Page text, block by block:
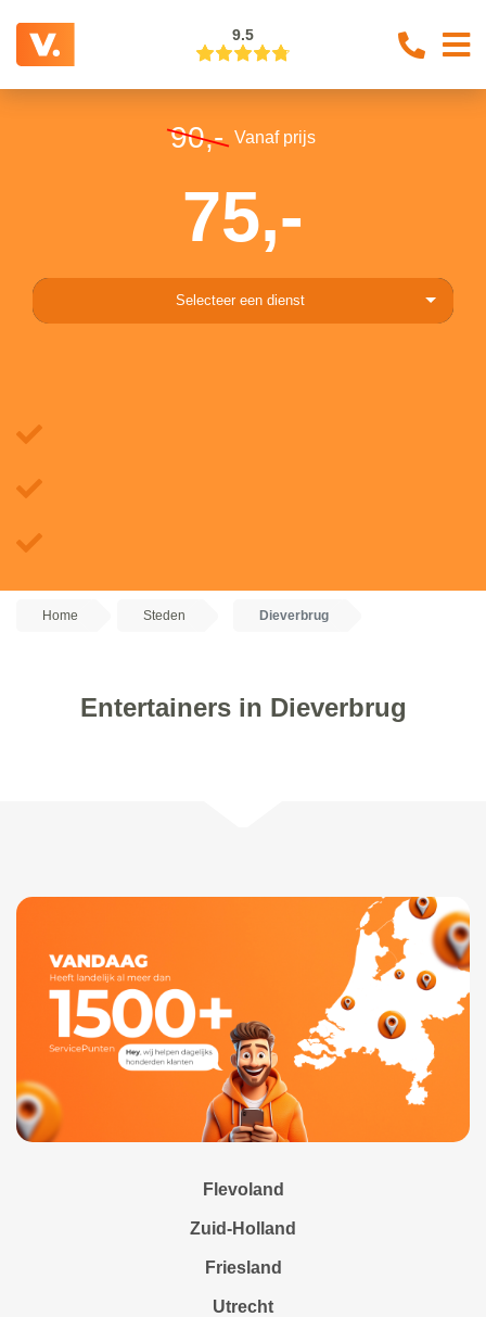
9.5
90,- Vanaf prijs
75,-
Selecteer een dienst
Home Steden Dieverbrug
Entertainers in Dieverbrug
Flevoland
Zuid-Holland
Friesland
Utrecht